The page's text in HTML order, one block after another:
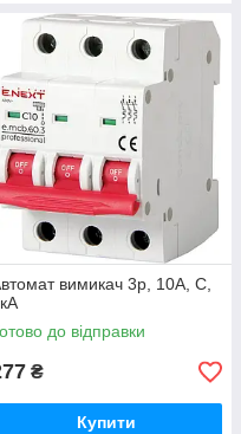
вимикач 3р, 10А, C,
до відправки
₴
Купити